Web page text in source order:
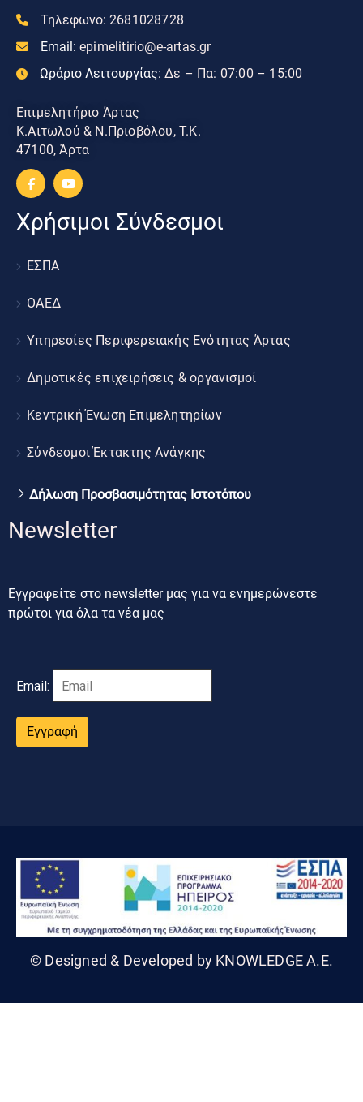
Τηλεφωνο: 2681028728
Email: epimelitirio@e-artas.gr
Ωράριο Λειτουργίας: Δε – Πα: 07:00 – 15:00
Επιμελητήριο Άρτας
Κ.Αιτωλού & Ν.Πριοβόλου, Τ.Κ.
47100, Άρτα
Χρήσιμοι Σύνδεσμοι
ΕΣΠΑ
ΟΑΕΔ
Υπηρεσίες Περιφερειακής Ενότητας Άρτας
Δημοτικές επιχειρήσεις & οργανισμοί
Κεντρική Ένωση Επιμελητηρίων
Σύνδεσμοι Έκτακτης Ανάγκης
Δήλωση Προσβασιμότητας Ιστοτόπου
Newsletter
Εγγραφείτε στο newsletter μας για να ενημερώνεστε
πρώτοι για όλα τα νέα μας
Email:
Εγγραφή
© Designed & Developed by KNOWLEDGE A.E.